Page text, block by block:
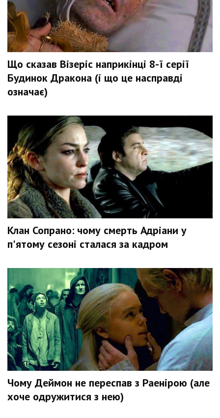
Що сказав Візеріс наприкінці 8-ї серії
Будинок Дракона (і що це насправді
означає)
Клан Сопрано: чому смерть Адріани у
п'ятому сезоні сталася за кадром
Чому Деймон не переспав з Раенірою (але
хоче одружитися з нею)